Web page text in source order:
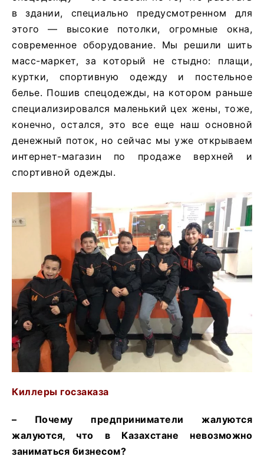
в здании, специально предусмотренном для
этого — высокие потолки, огромные окна,
современное оборудование. Мы решили шить
масс-маркет, за который не стыдно: плащи,
куртки, спортивную одежду и постельное
белье. Пошив спецодежды, на котором раньше
специализировался маленький цех жены, тоже,
конечно, остался, это все еще наш основной
денежный поток, но сейчас мы уже открываем
интернет-магазин по продаже верхней и
спортивной одежды.
Киллеры госзаказа
– Почему предприниматели жалуются
жалуются, что в Казахстане невозможно
заниматься бизнесом?